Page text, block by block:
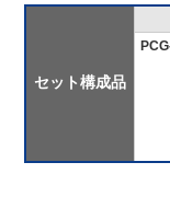
セット構成品